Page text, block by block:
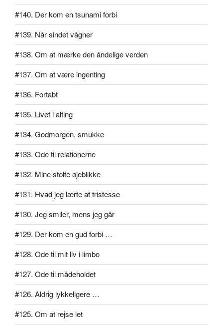
#140. Der kom en tsunami forbi
#139. Når sindet vågner
#138. Om at mærke den åndelige verden
#137. Om at være ingenting
#136. Fortabt
#135. Livet i alting
#134. Godmorgen, smukke
#133. Ode til relationerne
#132. Mine stolte øjeblikke
#131. Hvad jeg lærte af tristesse
#130. Jeg smiler, mens jeg går
#129. Der kom en gud forbi …
#128. Ode til mit liv i limbo
#127. Ode til mådeholdet
#126. Aldrig lykkeligere …
#125. Om at rejse let